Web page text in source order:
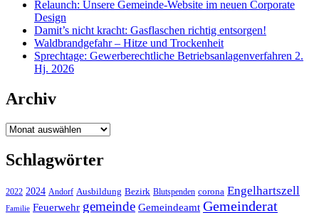
Relaunch: Unsere Gemeinde-Website im neuen Corporate
Design
Damit’s nicht kracht: Gasflaschen richtig entsorgen!
Waldbrandgefahr – Hitze und Trockenheit
Sprechtage: Gewerberechtliche Betriebsanlagenverfahren 2.
Hj. 2026
Archiv
Archiv
Schlagwörter
2022 2024 Andorf Ausbildung Bezirk Blutspenden corona Engelhartszell
Familie Feuerwehr gemeinde Gemeindeamt Gemeinderat